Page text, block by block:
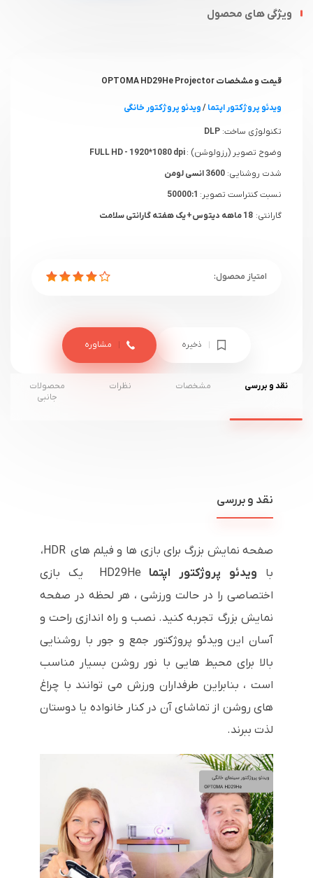
ویژگی های محصول
قیمت و مشخصات OPTOMA HD29He Projector
ویدئو پروژکتور اپتما/ویدئو پروژکتور خانگی
تکنولوژی ساخت: DLP
وضوح تصویر (رزولوشن) :
شدت روشنایی: 3600 انسی لومن
نسبت کنتراست تصویر:
گارانتی:
ذخیره مشاوره
نقد و بررسی مشخصات نظرات
محصولات
جانبی
نقد و بررسی
صفحه نمایش بزرگ برای بازی ها و فیلم های HDR،
با ویدئو پروژکتور اپتما
HD29He یک بازی
اختصاصی را در حالت ورزشی ، هر لحظه در صفحه
نمایش بزرگ تجربه کنید. نصب و راه اندازی راحت و
آسان این ویدئو پروژکتور جمع و جور با روشنایی
بالا برای محیط هایی با نور روشن بسیار مناسب
است ، بنابراین طرفداران ورزش می توانند با چراغ
های روشن از تماشای آن در کنار خانواده یا دوستان
لذت ببرند.